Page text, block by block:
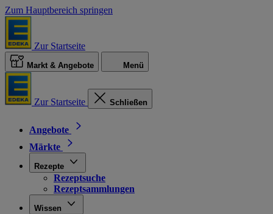
Zum Hauptbereich springen
Zur Startseite
Markt & Angebote Menü
Zur Startseite Schließen
Angebote
Märkte
Rezepte
Rezeptsuche
Rezeptsammlungen
Wissen